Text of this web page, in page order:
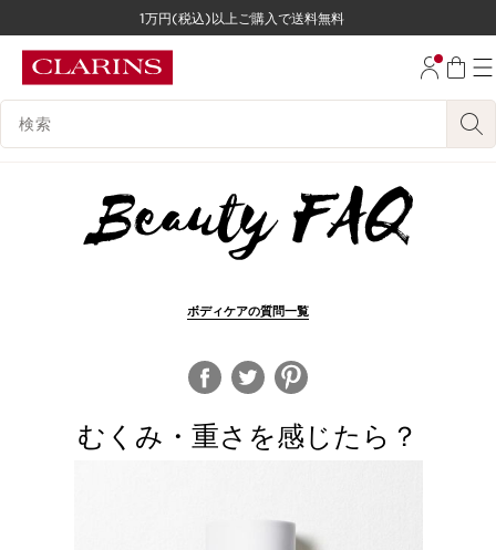
コンテンツへ移動
1万円(税込)以上ご購入で送料無料
検索候補
ボディケアの質問一覧
むくみ・重さを感じたら？